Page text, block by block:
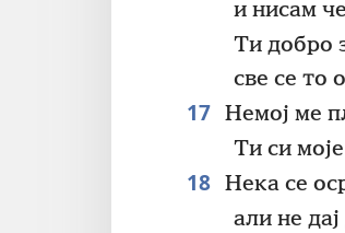
и нисам
Ти добро
све се то
17 Немој ме
Ти си
18 Нека се
али не